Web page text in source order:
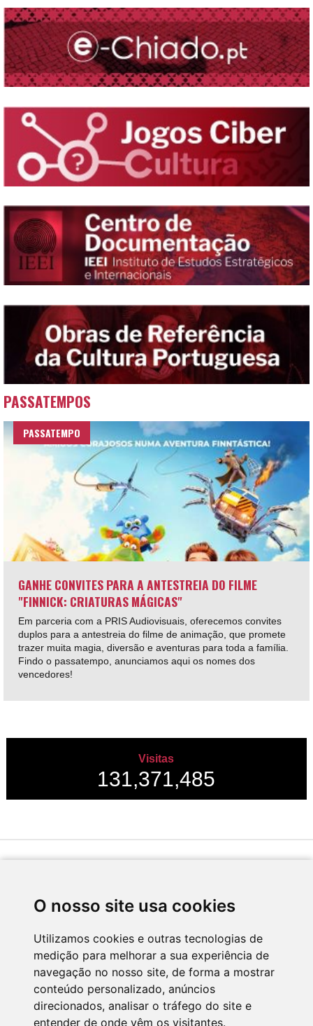
O nosso site usa cookies
Utilizamos cookies e outras tecnologias de
medição para melhorar a sua experiência de
navegação no nosso site, de forma a mostrar
conteúdo personalizado, anúncios
direcionados, analisar o tráfego do site e
entender de onde vêm os visitantes.
PASSATEMPOS
PASSATEMPO
GANHE CONVITES PARA A ANTESTREIA DO FILME
"FINNICK: CRIATURAS MÁGICAS"
Em parceria com a PRIS Audiovisuais, oferecemos convites
duplos para a antestreia do filme de animação, que promete
trazer muita magia, diversão e aventuras para toda a família.
Findo o passatempo, anunciamos aqui os nomes dos
vencedores!
Visitas
131,371,485